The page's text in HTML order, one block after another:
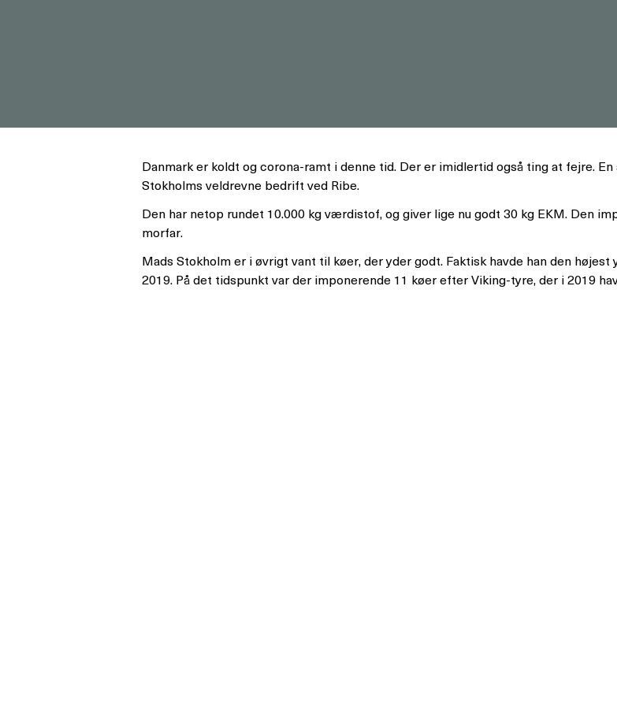
Danmark er koldt og corona-ramt i denne tid. Der er imidlertid også ting at fejre.
Stokholms veldrevne bedrift ved Ribe.
Den har netop rundet 10.000 kg værdistof, og giver lige nu godt 30 kg EKM. Den
morfar.
Mads Stokholm er i øvrigt vant til køer, der yder godt. Faktisk havde han den
2019. På det tidspunkt var der imponerende 11 køer efter Viking-tyre, der i 2019